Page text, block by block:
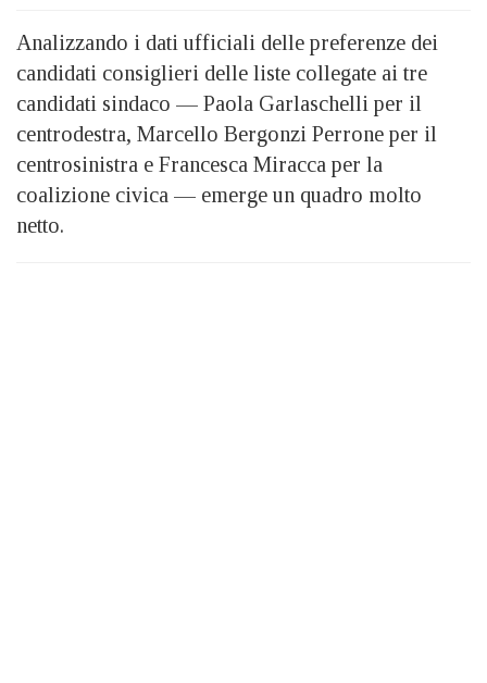
Analizzando i dati ufficiali delle preferenze dei
candidati consiglieri delle liste collegate ai tre
candidati sindaco — Paola Garlaschelli per il
centrodestra, Marcello Bergonzi Perrone per il
centrosinistra e Francesca Miracca per la
coalizione civica — emerge un quadro molto
netto.